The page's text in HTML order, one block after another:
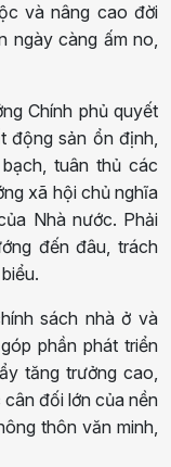
và nâng cao đời
ngày càng ấm no,
Chính phủ quyết
động sản ổn định,
tuân thủ các
xã hội chủ nghĩa
Nhà nước. Phải
đến đâu, trách
sách nhà ở và
phần phát triển
tăng trưởng cao,
đối lớn của nền
thôn văn minh,